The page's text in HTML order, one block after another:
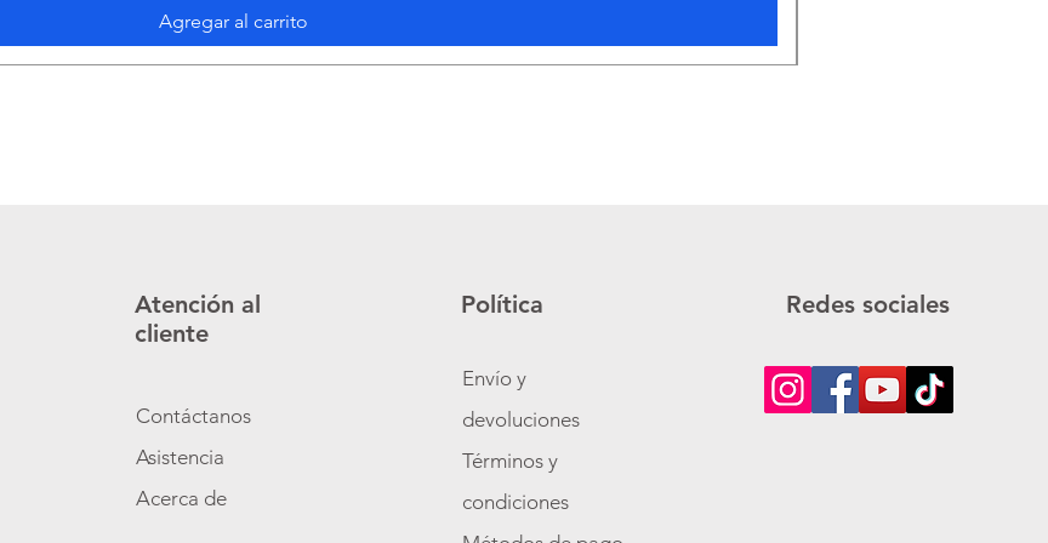
Agregar al carrito
Atención al
cliente
Contáctanos
Asistencia
Acerca de
Política
Envío y
devoluciones
Términos y
condiciones
Redes sociales